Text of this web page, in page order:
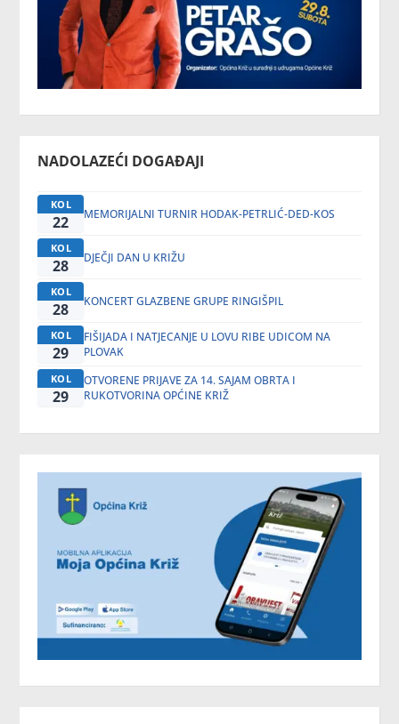
NADOLAZEĆI DOGAĐAJI
KOL
22 MEMORIJALNI TURNIR HODAK-PETRLIĆ-DED-KOS
KOL
28 DJEČJI DAN U KRIŽU
KOL
28 KONCERT GLAZBENE GRUPE RINGIŠPIL
KOL
29
FIŠIJADA I NATJECANJE U LOVU RIBE UDICOM NA
PLOVAK
KOL
29
OTVORENE PRIJAVE ZA 14. SAJAM OBRTA I
RUKOTVORINA OPĆINE KRIŽ